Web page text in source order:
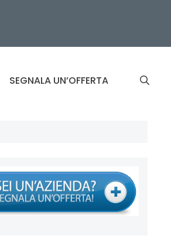
SEGNALA UN’OFFERTA